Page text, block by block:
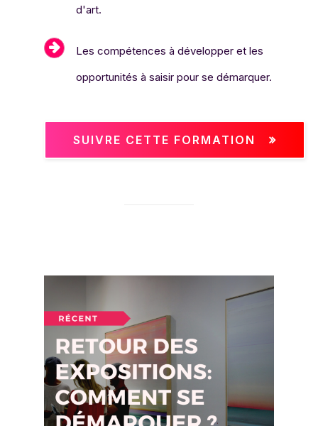
d'art.
Les compétences à développer et les
opportunités à saisir pour se démarquer.
SUIVRE CETTE FORMATION